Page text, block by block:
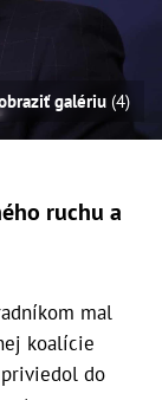
galériu (4)
ruchu a
mal
koalície
do